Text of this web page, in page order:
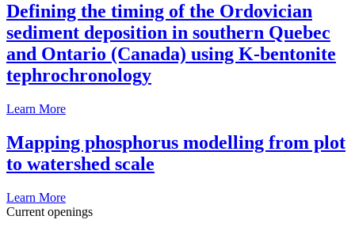
Defining the timing of the Ordovician
sediment deposition in southern Quebec
and Ontario (Canada) using K-bentonite
tephrochronology
Learn More
Mapping phosphorus modelling from plot
to watershed scale
Learn More
Current openings